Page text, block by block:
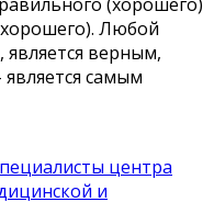
Любой
верным,
самым
центра
и